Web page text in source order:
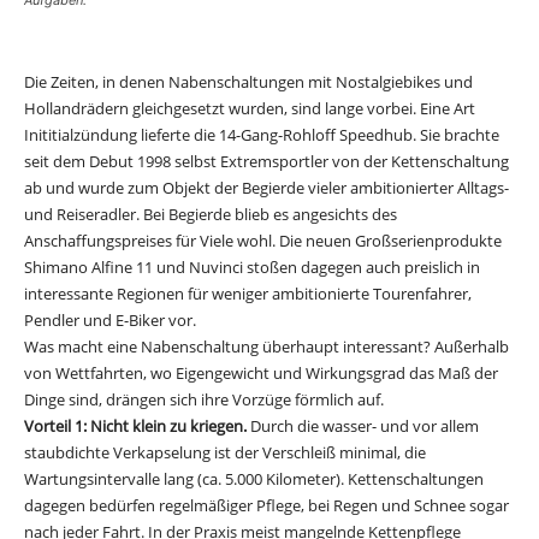
Die Zeiten, in denen Nabenschaltungen mit Nostalgiebikes und
Hollandrädern gleichgesetzt wurden, sind lange vorbei. Eine Art
Inititialzündung lieferte die 14-Gang-Rohloff Speedhub. Sie brachte
seit dem Debut 1998 selbst Extremsportler von der Kettenschaltung
ab und wurde zum Objekt der Begierde vieler ambitionierter Alltags-
und Reiseradler. Bei Begierde blieb es angesichts des
Anschaffungspreises für Viele wohl. Die neuen Großserienprodukte
Shimano Alfine 11 und Nuvinci stoßen dagegen auch preislich in
interessante Regionen für weniger ambitionierte Tourenfahrer,
Pendler und E-Biker vor.
Was macht eine Nabenschaltung überhaupt interessant? Außerhalb
von Wettfahrten, wo Eigengewicht und Wirkungsgrad das Maß der
Dinge sind, drängen sich ihre Vorzüge förmlich auf.
Vorteil 1: Nicht klein zu kriegen. Durch die wasser- und vor allem
staubdichte Verkapselung ist der Verschleiß minimal, die
Wartungsintervalle lang (ca. 5.000 Kilometer). Kettenschaltungen
dagegen bedürfen regelmäßiger Pflege, bei Regen und Schnee sogar
nach jeder Fahrt. In der Praxis meist mangelnde Kettenpflege